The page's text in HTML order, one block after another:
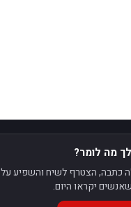
מה לומר?
כתבה, הצטרף לשיח והשפיע על
יקראו היום.